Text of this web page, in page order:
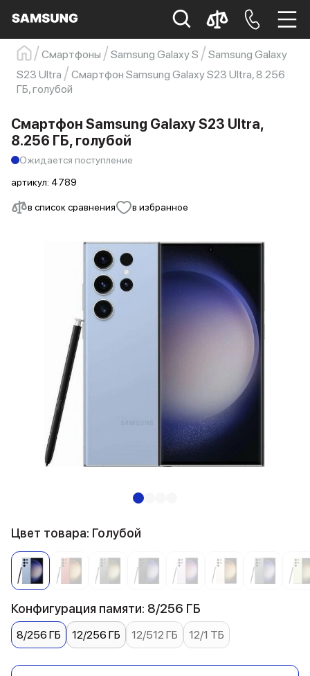
Samsung Смартфон s23
s23 ultra
Galaxy S22
Смартфоны Samsung Galaxy S
Samsung Galaxy
S23 Ultra
Смартфон Samsung Galaxy S23 Ultra, 8.256
ГБ, голубой
в список сравнения в избранное
Смартфон Samsung Galaxy S23 Ultra,
8.256 ГБ, голубой
Ожидается поступление
артикул: 4789
Цвет товара: Голубой
Конфигурация памяти: 8/256 ГБ
8/256 ГБ 12/256 ГБ 12/512 ГБ 12/1 ТБ